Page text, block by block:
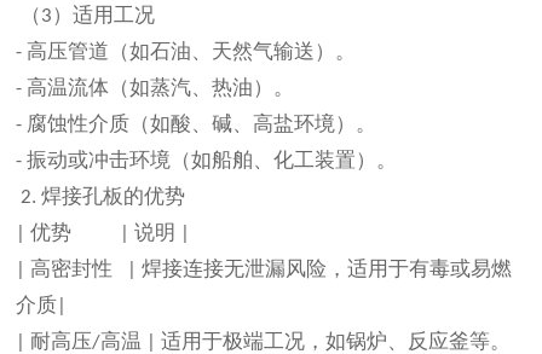
（3 ）适用工况
- 高压管道（如石油、天然气输送）。
- 高温流体（如蒸汽、热油）。
- 腐蚀性介质（如酸、碱、高盐环境）。
-振动或冲击环境（如船舶、化工装置）。
2.焊接孔板的优势
|优势 |说明
高密封性 |焊接连接无泄漏风险，适用于有毒或易燃
介质
耐高压/高温 |适用于极端工况，如锅炉、反应釜等。